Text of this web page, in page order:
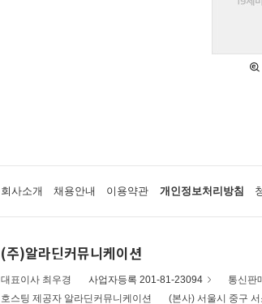
회사소개 채용안내 이용약관 개인정보처리방침
(주)알라딘커뮤니케이션
대표이사 최우경 사업자등록 201-81-23094 통신판
호스팅 제공자 알라딘커뮤니케이션
(본사) 서울시 중구